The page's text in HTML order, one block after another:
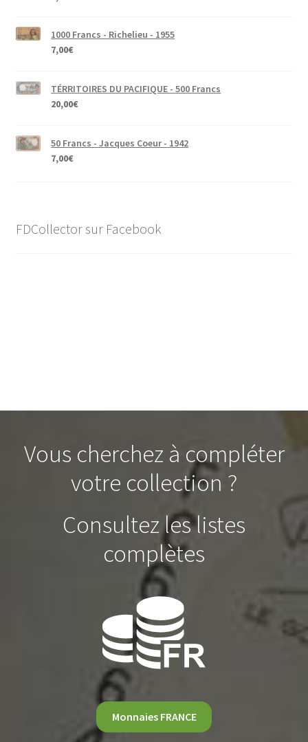
1000 Francs - Richelieu - 1955
7,00€
TÉRRITOIRES DU PACIFIQUE - 500 Francs
20,00€
50 Francs - Jacques Coeur - 1942
7,00€
FDCollector sur Facebook
Vous cherchez à compléter
votre collection ?
Consultez les listes
complètes
Monnaies FRANCE